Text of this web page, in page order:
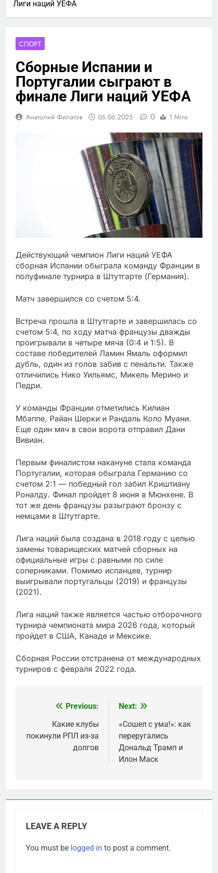
Лиги наций УЕФА
СПОРТ
Сборные Испании и
Португалии сыграют в
финале Лиги наций УЕФА
Анатолий Филатов 06.06.2025 0 1 Mins
Действующий чемпион Лиги наций УЕФА
сборная Испании обыграла команду Франции в
полуфинале турнира в Штутгарте (Германия).
Матч завершился со счетом 5:4.
Встреча прошла в Штутгарте и завершилась со
счетом 5:4, по ходу матча французы дважды
проигрывали в четыре мяча (0:4 и 1:5). В
составе победителей Ламин Ямаль оформил
дубль, один из голов забив с пенальти. Также
отличились Нико Уильямс, Микель Мерино и
Педри.
У команды Франции отметились Килиан
Мбаппе, Райан Шерки и Рандаль Коло Муани.
Еще один мяч в свои ворота отправил Дани
Вивиан.
Первым финалистом накануне стала команда
Португалии, которая обыграла Германию со
счетом 2:1 — победный гол забил Криштиану
Роналду. Финал пройдет 8 июня в Мюнхене. В
тот же день французы разыграют бронзу с
немцами в Штутгарте.
Лига наций была создана в 2018 году с целью
замены товарищеских матчей сборных на
официальные игры с равными по силе
соперниками. Помимо испанцев, турнир
выигрывали португальцы (2019) и французы
(2021).
Лига наций также является частью отборочного
турнира чемпионата мира 2026 года, который
пройдет в США, Канаде и Мексике.
Сборная России отстранена от международных
турниров с февраля 2022 года.
navigation
Previous:
Какие клубы
покинули РПЛ из-за
долгов
Next:
«Сошел с ума!»: как
переругались
Дональд Трамп и
Илон Маск
LEAVE A REPLY
You must be logged in to post a comment.